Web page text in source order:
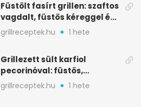
Füstölt fasírt grillen: szaftos
vagdalt, füstös kéreggel és
BBQ mázzal
grillreceptek.hu 1 hete
Grillezett sült karfiol
pecorinóval: füstös,
karamellizált nyári kedvenc
grillreceptek.hu 1 hete